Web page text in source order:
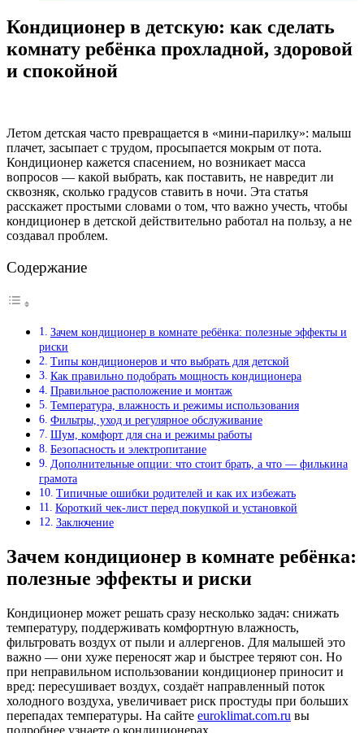
Кондиционер в детскую: как сделать
комнату ребёнка прохладной, здоровой
и спокойной
Летом детская часто превращается в «мини-парилку»: малыш
плачет, засыпает с трудом, просыпается мокрым от пота.
Кондиционер кажется спасением, но возникает масса
вопросов — какой выбрать, как поставить, не навредит ли
сквозняк, сколько градусов ставить в ночи. Эта статья
расскажет простыми словами о том, что важно учесть, чтобы
кондиционер в детской действительно работал на пользу, а не
создавал проблем.
Содержание
Зачем кондиционер в комнате ребёнка: полезные эффекты и
риски
Типы кондиционеров и что выбрать для детской
Как правильно подобрать мощность кондиционера
Правильное расположение и монтаж
Температура, влажность и режимы использования
Фильтры, уход и регулярное обслуживание
Шум, комфорт для сна и режимы работы
Безопасность и электропитание
Дополнительные опции: что стоит брать, а что — филькина
грамота
Типичные ошибки родителей и как их избежать
Короткий чек‑лист перед покупкой и установкой
Заключение
Зачем кондиционер в комнате ребёнка:
полезные эффекты и риски
Кондиционер может решать сразу несколько задач: снижать
температуру, поддерживать комфортную влажность,
фильтровать воздух от пыли и аллергенов. Для малышей это
важно — они хуже переносят жар и быстрее теряют сон. Но
при неправильном использовании кондиционер приносит и
вред: пересушивает воздух, создаёт направленный поток
холодного воздуха, увеличивает риск простуды при больших
перепадах температуры. На сайте euroklimat.com.ru вы
подробнее узнаете о кондиционерах.